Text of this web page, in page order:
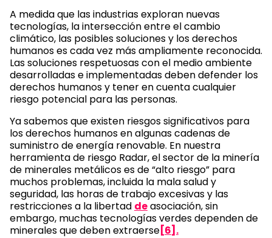
A medida que las industrias exploran nuevas
tecnologías, la intersección entre el cambio
climático, las posibles soluciones y los derechos
humanos es cada vez más ampliamente reconocida.
Las soluciones respetuosas con el medio ambiente
desarrolladas e implementadas deben defender los
derechos humanos y tener en cuenta cualquier
riesgo potencial para las personas.
Ya sabemos que existen riesgos significativos para
los derechos humanos en algunas cadenas de
suministro de energía renovable. En nuestra
herramienta de riesgo Radar, el sector de la minería
de minerales metálicos es de “alto riesgo” para
muchos problemas, incluida la mala salud y
seguridad, las horas de trabajo excesivas y las
restricciones a la libertad deasociación, sin
embargo, muchas tecnologías verdes dependen de
minerales que deben extraerse[6].